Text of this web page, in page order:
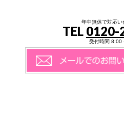
年中無休で対応い
TEL 0120-
受付時間 8:00